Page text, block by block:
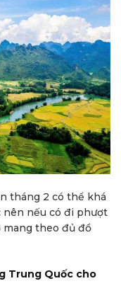
tháng 2 có thể khá
nên nếu có đi phượt
mang theo đủ đồ
Trung Quốc cho